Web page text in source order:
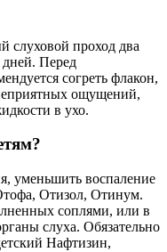
слуховой проход два
дней. Перед
согреть флакон,
ощущений,
в ухо.
уменьшить воспаление
Отизол, Отинум.
соплями, или в
слуха. Обязательно
Нафтизин,